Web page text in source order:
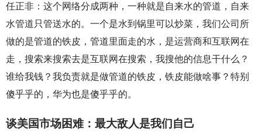
任正非：这个网络分成两种，一种就是自来水的管道，自来
水管道只管送水的。一个是水到锅里可以炒菜，我们公司所
做的是管道的铁皮，管道里面走的水，是运营商和互联网在
走，搜索来搜索去是互联网在搜索，我搜他的信息干什么？
谁给我钱？我负责就是做管道的铁皮，铁皮能做啥事？特别
傻乎乎的，华为也是傻乎乎的。
谈美国市场困难：最大敌人是我们自己